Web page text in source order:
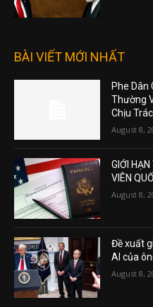
BÀI VIẾT MỚI NHẤT
Phe Dân
Thường
Chịu
August 8,
GIỚI
VIÊN
August 8,
Đề xuất
AI của
August 8,